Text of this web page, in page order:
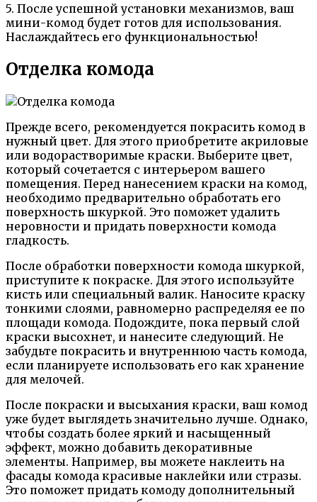
5. После успешной установки механизмов, ваш
мини-комод будет готов для использования.
Наслаждайтесь его функциональностью!
Отделка комода
Прежде всего, рекомендуется покрасить комод в
нужный цвет. Для этого приобретите акриловые
или водорастворимые краски. Выберите цвет,
который сочетается с интерьером вашего
помещения. Перед нанесением краски на комод,
необходимо предварительно обработать его
поверхность шкуркой. Это поможет удалить
неровности и придать поверхности комода
гладкость.
После обработки поверхности комода шкуркой,
приступите к покраске. Для этого используйте
кисть или специальный валик. Наносите краску
тонкими слоями, равномерно распределяя ее по
площади комода. Подождите, пока первый слой
краски высохнет, и нанесите следующий. Не
забудьте покрасить и внутреннюю часть комода,
если планируете использовать его как хранение
для мелочей.
После покраски и высыхания краски, ваш комод
уже будет выглядеть значительно лучше. Однако,
чтобы создать более яркий и насыщенный
эффект, можно добавить декоративные
элементы. Например, вы можете наклеить на
фасады комода красивые наклейки или стразы.
Это поможет придать комоду дополнительный